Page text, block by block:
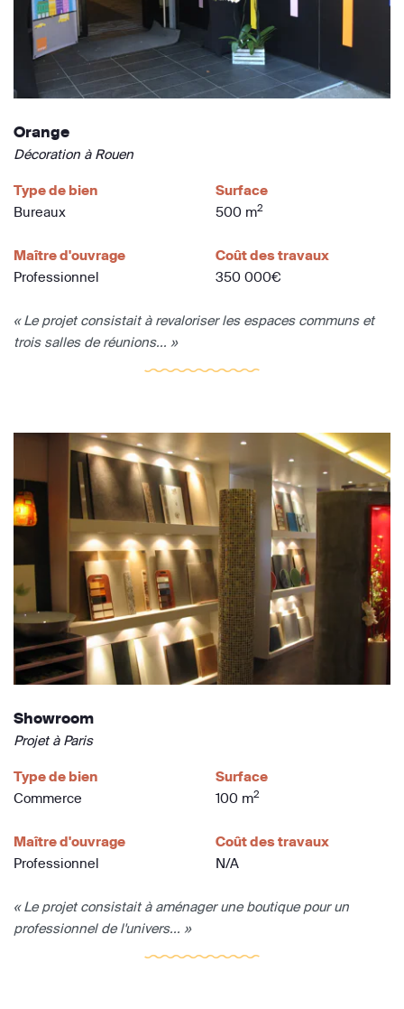
Orange
Décoration à Rouen
Type de bien
Bureaux
Surface
500 m2
Maître d'ouvrage
Professionnel
Coût des travaux
350 000€
« Le projet consistait à revaloriser les espaces communs et
trois salles de réunions... »
Showroom
Projet à Paris
Type de bien
Commerce
Surface
100 m2
Maître d'ouvrage
Professionnel
Coût des travaux
N/A
« Le projet consistait à aménager une boutique pour un
professionnel de l'univers... »